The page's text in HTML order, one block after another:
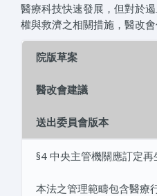
醫療科技快速發展，但對於
權與救濟之相關措施，醫改會
院版草案
醫改會建議
送出委員會版本
§4 中央主管機關應訂定
本法之管理範疇包含醫療